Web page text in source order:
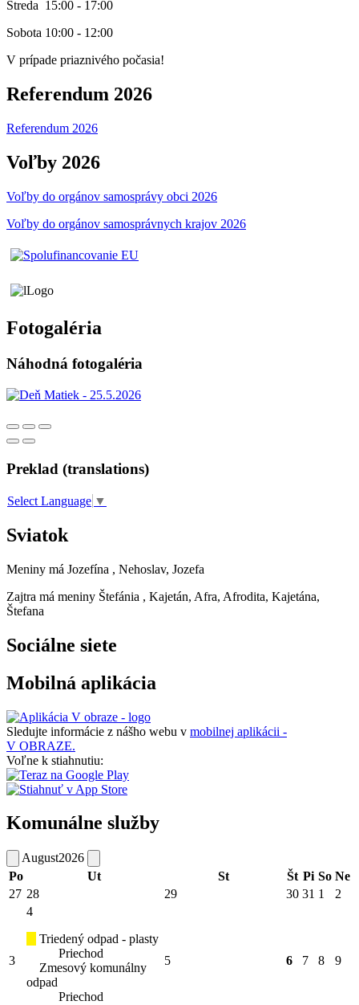
Streda 15:00 - 17:00
Sobota 10:00 - 12:00
V prípade priaznivého počasia!
Referendum 2026
Referendum 2026
Voľby 2026
Voľby do orgánov samosprávy obci 2026
Voľby do orgánov samosprávnych krajov 2026
Fotogaléria
Náhodná fotogaléria
Preklad (translations)
Select Language ▼
Sviatok
Meniny má Jozefína , Nehoslav, Jozefa
Zajtra má meniny Štefánia , Kajetán, Afra, Afrodita, Kajetána,
Štefana
Sociálne siete
Mobilná aplikácia
Sledujte informácie z nášho webu v mobilnej aplikácii -
V OBRAZE.
Voľne k stiahnutiu:
Komunálne služby
August2026
Po
Ut St Št Pi So Ne
27 28 29 30 31 1 2
3
4
Triedený odpad - plasty
Priechod
Zmesový komunálny
odpad
Priechod
5 6 7 8 9